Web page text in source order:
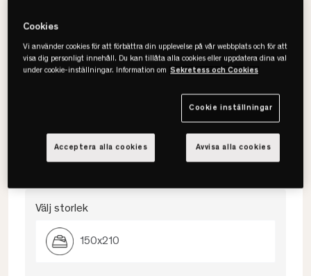
Key West Paisley Påslakan
• Paisley
• Flera färger & storlekar
Välj storlek
150x210
Cookies
Vi använder cookies för att förbättra din upplevelse på vår webbplats och för att
visa dig personligt innehåll. Du kan tillåta alla cookies eller uppdatera dina val
under cookie-inställningar. Information om Sekretess och Cookies
Cookie inställningar
Avvisa alla cookies
Acceptera alla cookies